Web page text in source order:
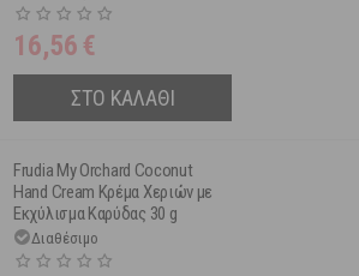
16,56 €
ΣΤΟ ΚΑΛΑΘΙ
Frudia My Orchard Coconut
Hand Cream Κρέμα Χεριών με
Εκχύλισμα Καρύδας 30 g
Διαθέσιμο